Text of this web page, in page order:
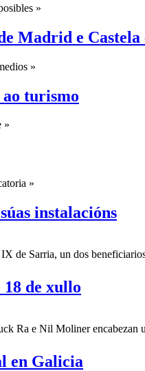
»
Madrid e Castela
»
turismo
»
»
instalacións
Sarria, un dos beneficiarios
de xullo
Ra e Nil Moliner encabezan
en Galicia